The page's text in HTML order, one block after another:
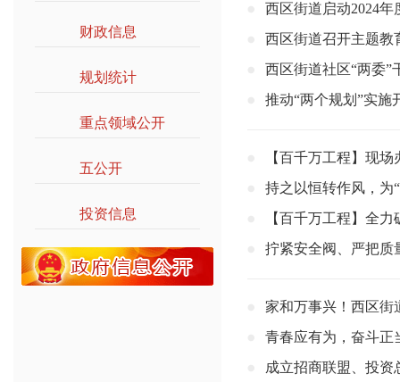
财政信息
规划统计
重点领域公开
五公开
投资信息
西区街道启动2024
西区街道召开主题教
西区街道社区“两委”
推动“两个规划”实施
【百千万工程】现
持之以恒转作风，为
【百千万工程】全
拧紧安全阀、严把质
家和万事兴！西区街
青春应有为，奋斗正
成立招商联盟、投